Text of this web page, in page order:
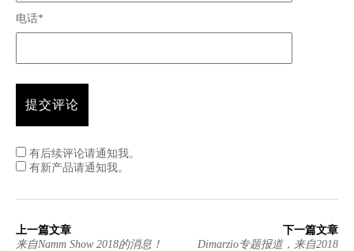
电话*
有后续评论请通知我。
有新产品请通知我。
上一篇文章
来自Namm Show 2018的消息！
下一篇文章
Dimarzio专题报道，来自2018